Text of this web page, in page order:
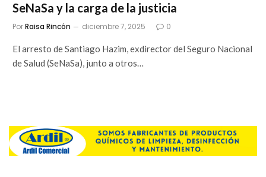
SeNaSa y la carga de la justicia
PorRaisa Rincón diciembre 7, 2025 0
El arresto de Santiago Hazim, exdirector del Seguro Nacional
de Salud (SeNaSa), junto a otros…